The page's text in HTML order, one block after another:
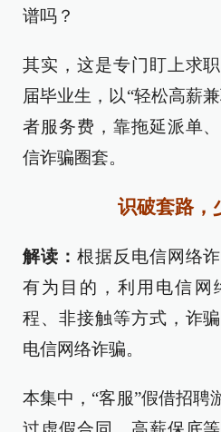
谱吗？
其实，这是专门盯上求
届毕业生，以“轻松高薪
者服务费，靠拖延派单
信诈骗圈套。
识破套路，
解读： 根据反电信网络
有为目的，利用电信网
程、非接触等方式，诈
电信网络诈骗。
本集中，“客服”假借招聘